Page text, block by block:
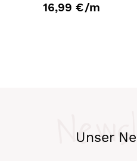
16,99 €/m
Unser